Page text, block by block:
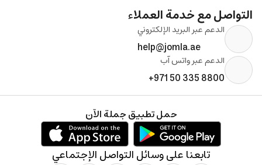
التواصل مع خدمة العملاء
الدعم عبر البريد الإلكتروني
help@jomla.ae
الدعم عبر واتس آب
+971 50 335 8800
تابعنا على وسائل التواصل الإجتماعي
حمل تطبيق جملة الآن